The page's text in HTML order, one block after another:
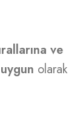
ve
olarak